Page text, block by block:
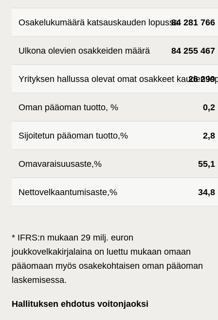
Osakelukumäärä katsauskauden lopussa84 281 766
Ulkona olevien osakkeiden määrä 84 255 467
Yrityksen hallussa olevat omat osakkeet kauden
26 299
Oman pääoman tuotto, % 0,2
Sijoitetun pääoman tuotto,% 2,8
Omavaraisuusaste,% 55,1
Nettovelkaantumisaste,% 34,8
* IFRS:n mukaan 29 milj. euron
joukkovelkakirjalaina on luettu mukaan omaan
pääomaan myös osakekohtaisen oman pääoman
laskemisessa.
Hallituksen ehdotus voitonjaoksi